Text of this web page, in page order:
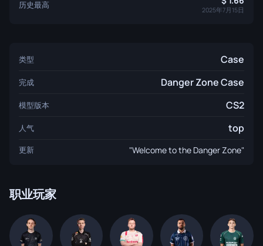
历史最高
2025年7月15日
类型 Case
完成 Danger Zone Case
模型版本 CS2
人气 top
更新 "Welcome to the Danger Zone"
职业玩家